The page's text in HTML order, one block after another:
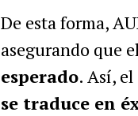
De esta forma,
asegurando que
esperado. Así, el
se traduce en